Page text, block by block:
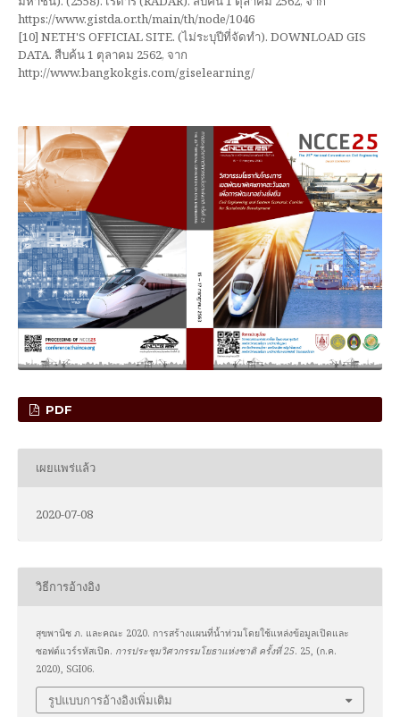
https://www.gistda.or.th/main/th/node/1046
[10] NETH'S OFFICIAL SITE. (ไม่ระบุปีที่จัดทำ). DOWNLOAD GIS
DATA. สืบค้น 1 ตุลาคม 2562, จาก
http://www.bangkokgis.com/giselearning/
PDF
เผยแพร่แล้ว
2020-07-08
วิธีการอ้างอิง
สุขพานิช ภ. และคณะ 2020. การสร้างแผนที่น้ำท่วมโดยใช้แหล่งข้อมูลเปิดและ
ซอฟต์แวร์รหัสเปิด. การประชุมวิศวกรรมโยธาแห่งชาติ ครั้งที่ 25. 25, (ก.ค.
2020), SGI06.
รูปแบบการอ้างอิงเพิ่มเติม